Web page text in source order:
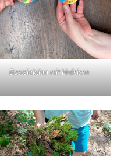
Bastelaktion mit Hufeisen